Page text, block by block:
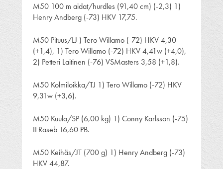
M50 100 m aidat/hurdles (91,40 cm) (-2,3) 1)
Henry Andberg (-73) HKV 17,75.
M50 Pituus/LJ ) Tero Willamo (-72) HKV 4,30
(+1,4), 1) Tero Willamo (-72) HKV 4,41w (+4,0),
2) Petteri Laitinen (-76) VSMasters 3,58 (+1,8).
M50 Kolmiloikka/TJ 1) Tero Willamo (-72) HKV
9,31w (+3,6).
M50 Kuula/SP (6,00 kg) 1) Conny Karlsson (-75)
IFRaseb 16,60 PB.
M50 Keihäs/JT (700 g) 1) Henry Andberg (-73)
HKV 44,87.